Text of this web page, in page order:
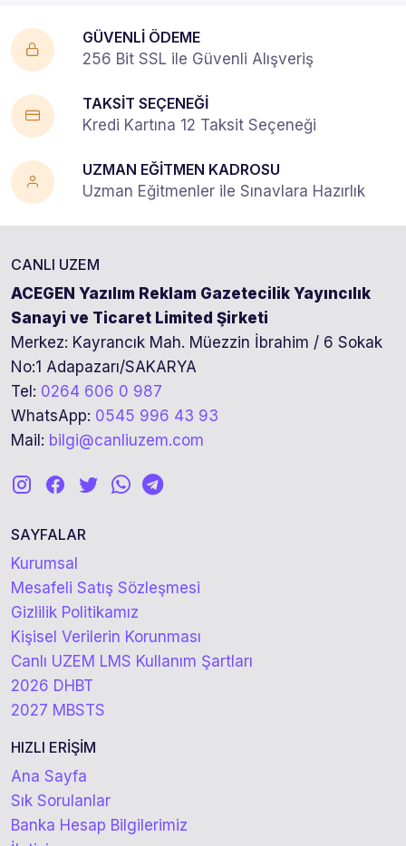
GÜVENLİ ÖDEME
256 Bit SSL ile Güvenli Alışveriş
TAKSİT SEÇENEĞİ
Kredi Kartına 12 Taksit Seçeneği
UZMAN EĞİTMEN KADROSU
Uzman Eğitmenler ile Sınavlara Hazırlık
CANLI UZEM
ACEGEN Yazılım Reklam Gazetecilik Yayıncılık
Sanayi ve Ticaret Limited Şirketi
Merkez: Kayrancık Mah. Müezzin İbrahim / 6 Sokak
No:1 Adapazarı/SAKARYA
Tel: 0264 606 0 987
WhatsApp: 0545 996 43 93
Mail: bilgi@canliuzem.com
SAYFALAR
Kurumsal
Mesafeli Satış Sözleşmesi
Gizlilik Politikamız
Kişisel Verilerin Korunması
Canlı UZEM LMS Kullanım Şartları
2026 DHBT
2027 MBSTS
HIZLI ERİŞİM
Ana Sayfa
Sık Sorulanlar
Banka Hesap Bilgilerimiz